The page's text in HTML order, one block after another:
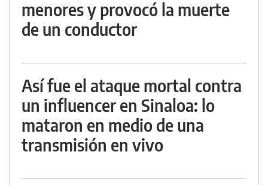
menores y provocó la muerte
de un conductor
Así fue el ataque mortal contra
un influencer en Sinaloa: lo
mataron en medio de una
transmisión en vivo